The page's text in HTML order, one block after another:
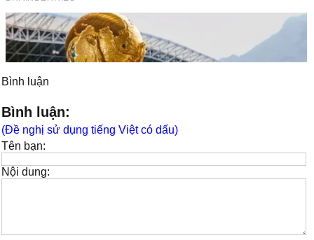
Bình luận
Bình luận:
(Đề nghị sử dụng tiếng Việt có dấu)
Tên bạn:
Nội dung: